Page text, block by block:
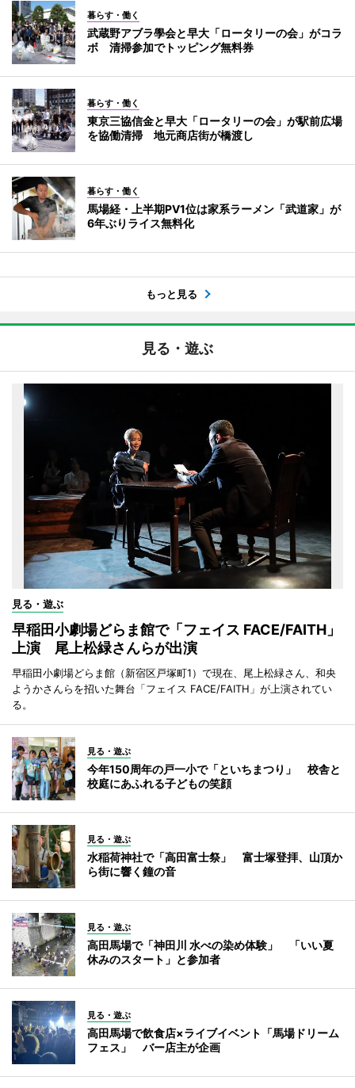
暮らす・働く
武蔵野アブラ學会と早大「ロータリーの会」がコラ
ボ 清掃参加でトッピング無料券
暮らす・働く
東京三協信金と早大「ロータリーの会」が駅前広場
を協働清掃 地元商店街が橋渡し
暮らす・働く
馬場経・上半期PV1位は家系ラーメン「武道家」が
6年ぶりライス無料化
もっと見る
見る・遊ぶ
見る・遊ぶ
早稲田小劇場どらま館で「フェイス FACE/FAITH」
上演 尾上松緑さんらが出演
早稲田小劇場どらま館（新宿区戸塚町1）で現在、尾上松緑さん、和央
ようかさんらを招いた舞台「フェイス FACE/FAITH」が上演されてい
る。
見る・遊ぶ
今年150周年の戸一小で「といちまつり」 校舎と
校庭にあふれる子どもの笑顔
見る・遊ぶ
水稲荷神社で「高田富士祭」 富士塚登拝、山頂か
ら街に響く鐘の音
見る・遊ぶ
高田馬場で「神田川 水べの染め体験」 「いい夏
休みのスタート」と参加者
見る・遊ぶ
高田馬場で飲食店×ライブイベント「馬場ドリーム
フェス」 バー店主が企画